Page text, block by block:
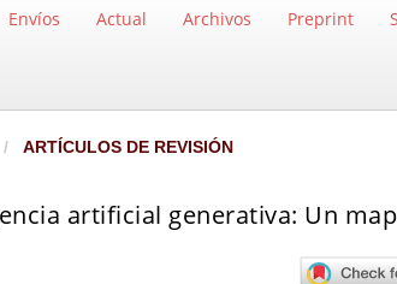
Envíos Actual Archivos Preprint
ARTÍCULOS DE REVISIÓN
artificial generativa: Un